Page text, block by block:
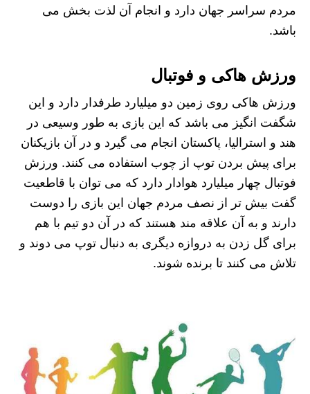
مردم سراسر جهان دارد و انجام آن لذت بخش می
باشد.
ورزش هاکی و فوتبال
ورزش هاکی روی زمین دو میلیارد طرفدار دارد و این
شگفت انگیز می باشد که این بازی به طور وسیعی در
هند و استرالیا، پاکستان انجام می گیرد و در آن بازیکنان
برای پیش بردن توپ از چوب استفاده می کنند. ورزش
فوتبال چهار میلیارد هوادار دارد که می توان با قاطعیت
گفت بیش تر از نصف مردم جهان این بازی را دوست
دارند و به آن علاقه مند هستند که در آن دو تیم با هم
برای گل زدن به دروازه دیگری به دنبال توپ می دوند و
تلاش می کنند تا برنده شوند.